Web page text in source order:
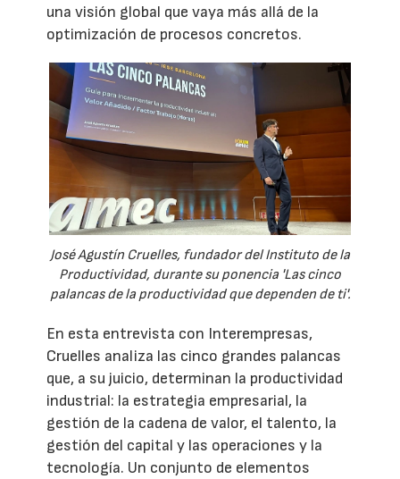
una visión global que vaya más allá de la
optimización de procesos concretos.
José Agustín Cruelles, fundador del Instituto de la
Productividad, durante su ponencia 'Las cinco
palancas de la productividad que dependen de ti'.
En esta entrevista con Interempresas,
Cruelles analiza las cinco grandes palancas
que, a su juicio, determinan la productividad
industrial: la estrategia empresarial, la
gestión de la cadena de valor, el talento, la
gestión del capital y las operaciones y la
tecnología. Un conjunto de elementos